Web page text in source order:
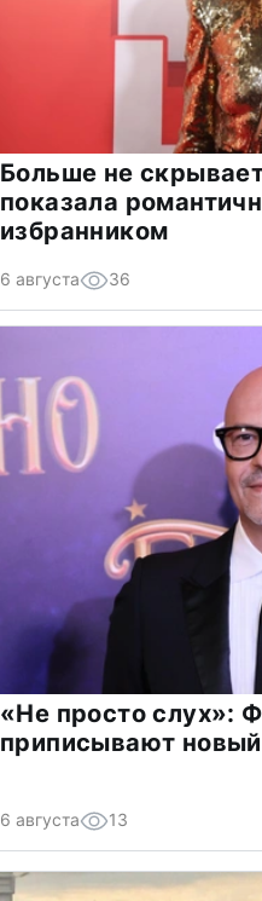
Больше не
показала
избранником
6 августа 36
«Не просто слух»:
приписывают
6 августа 13